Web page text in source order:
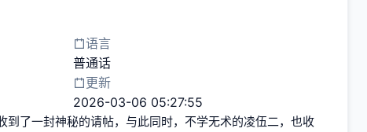
语言
普通话
更新
2026-03-06 05:27:55
了一封神秘的请帖，与此同时，不学无术的凌伍二，也收